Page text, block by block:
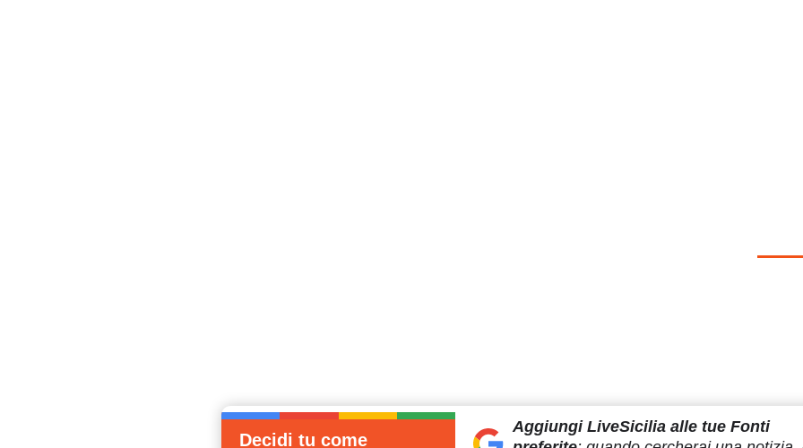
Decidi tu come
Aggiungi LiveSiciliaalle tue Fonti